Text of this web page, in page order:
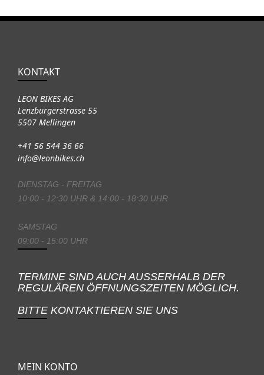
KONTAKT
LEON BIKES AG
Lenzburgerstrasse 55
5507 Mellingen
+41 56 544 36 66
info@leonbikes.ch
DIENSTAG - FREITAG
10:00 - 12:30 UHR & 14:00 - 18:30 UHR
SAMSTAG
09:00 - 15:00 UHR
TERMINE SIND AUCH AUSSERHALB DER
REGULÄREN ÖFFNUNGSZEITEN MÖGLICH.
BITTE KONTAKTIEREN SIE UNS
MEIN KONTO